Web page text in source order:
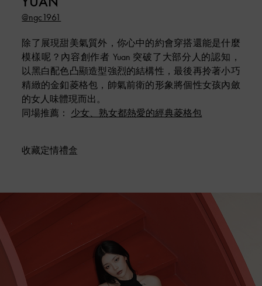
@ngc1961
除了展現甜美氣質外，你心中的約會穿搭還能是什麼
模樣呢？內容創作者 Yuan 突破了大部分人的認知，
以黑白配色凸顯造型強烈的結構性，最後再拎著小巧
精緻的金釦菱格包，帥氣前衛的形象將個性女孩內斂
的女人味體現而出。
同場推薦： 少女、熟女都熱愛的經典菱格包
收藏定情禮盒